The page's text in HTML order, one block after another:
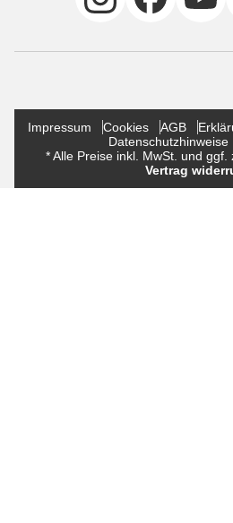
Impressum Cookies AGB
Datenschutzhinweise
* Alle Preise inkl. MwSt. und ggf.
Vertrag